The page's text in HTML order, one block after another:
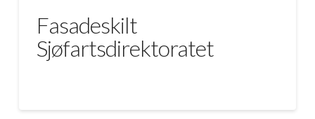
Fasadeskilt
Sjøfartsdirektoratet